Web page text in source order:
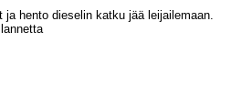
ja hento dieselin katku jää leijailemaan.